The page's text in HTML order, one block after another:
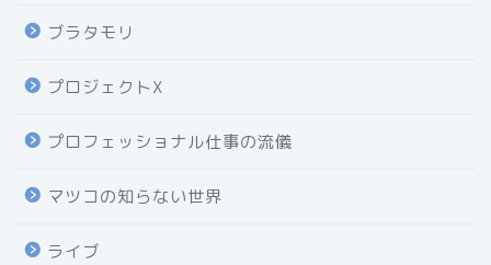
ブラタモリ
プロジェクトX
プロフェッショナル仕事の流儀
マツコの知らない世界
ライブ